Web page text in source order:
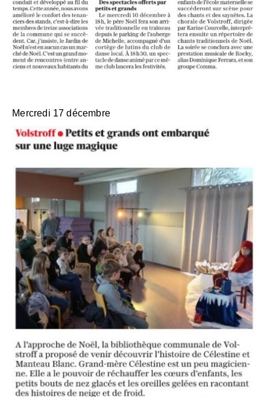
Mercredi 17 décembre